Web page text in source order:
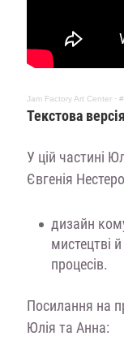
Jam Factory Art Center·
Текстова
У цій частині
Євгенія
дизайн
мистецтві
процесів.
Посилання на
Юлія та Анна: